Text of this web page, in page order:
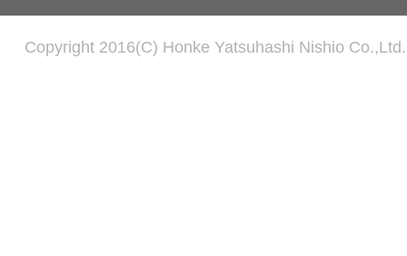
Copyright 2016(C) Honke Yatsuhashi Nishio